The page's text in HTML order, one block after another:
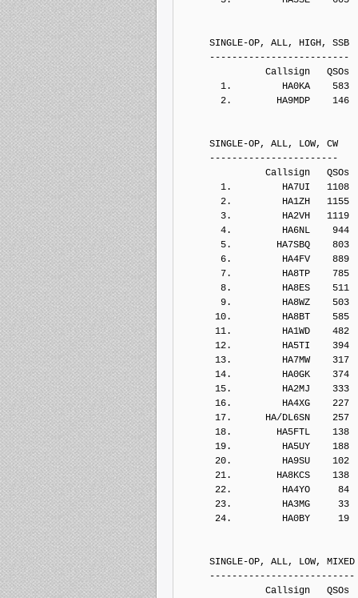
SINGLE-OP, ALL, HIGH, SSB
-------------------------
Callsign   QSOs  Points
1.         HA0KA    583
2.        HA9MDP    146
SINGLE-OP, ALL, LOW, CW
-----------------------
Callsign   QSOs  Points
1.         HA7UI   1108
2.         HA1ZH   1155
3.         HA2VH   1119
4.         HA6NL    944
5.        HA7SBQ    803
6.         HA4FV    889
7.         HA8TP    785
8.         HA8ES    511
9.         HA8WZ    503
10.         HA8BT    585
11.         HA1WD    482
12.         HA5TI    394
13.         HA7MW    317
14.         HA0GK    374
15.         HA2MJ    333
16.         HA4XG    227
17.      HA/DL6SN    257
18.        HA5FTL    138
19.         HA5UY    188
20.         HA9SU    102
21.        HA8KCS    138
22.         HA4YO     84
23.         HA3MG     33
24.         HA0BY     19
SINGLE-OP, ALL, LOW, MIXED
--------------------------
Callsign   QSOs  Points